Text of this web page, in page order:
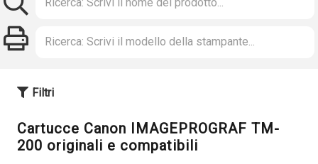
Filtri
Cartucce Canon IMAGEPROGRAF TM-
200 originali e compatibili